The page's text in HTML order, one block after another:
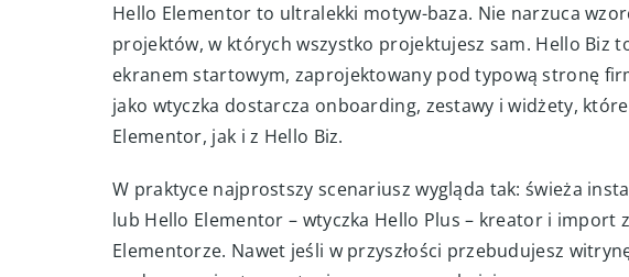
Hello Elementor to ultralekki motyw-baza. Nie narzuca
projektów, w których wszystko projektujesz sam. Hello Biz
ekranem startowym, zaprojektowany pod typową stronę
jako wtyczka dostarcza onboarding, zestawy i widżety,
Elementor, jak i z Hello Biz.
W praktyce najprostszy scenariusz wygląda tak: świeża
lub Hello Elementor – wtyczka Hello Plus – kreator i import
Elementorze. Nawet jeśli w przyszłości przebudujesz